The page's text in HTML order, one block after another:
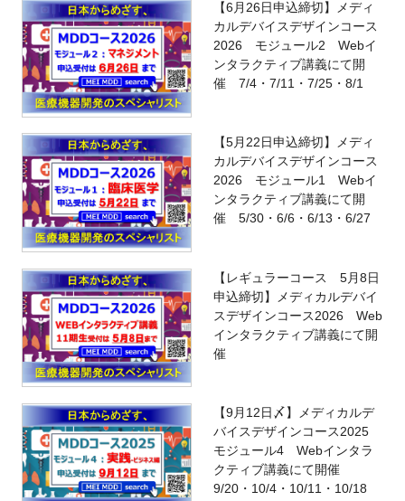
【6月26日申込締切】メディ
カルデバイスデザインコース
2026 モジュール2 Webイ
ンタラクティブ講義にて開
催 7/4・7/11・7/25・8/1
【5月22日申込締切】メディ
カルデバイスデザインコース
2026 モジュール1 Webイ
ンタラクティブ講義にて開
催 5/30・6/6・6/13・6/27
【レギュラーコース 5月8日
申込締切】メディカルデバイ
スデザインコース2026 Web
インタラクティブ講義にて開
催
【9月12日〆】メディカルデ
バイスデザインコース2025
モジュール4 Webインタラ
クティブ講義にて開催
9/20・10/4・10/11・10/18